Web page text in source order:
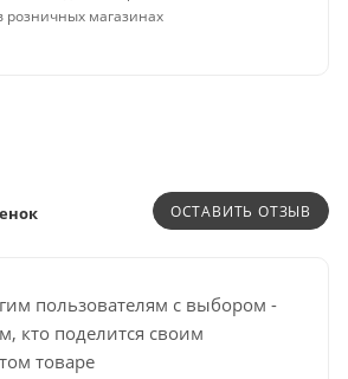
розничных магазинах
ОСТАВИТЬ ОТЗЫВ
пользователям с выбором -
кто поделится своим
товаре